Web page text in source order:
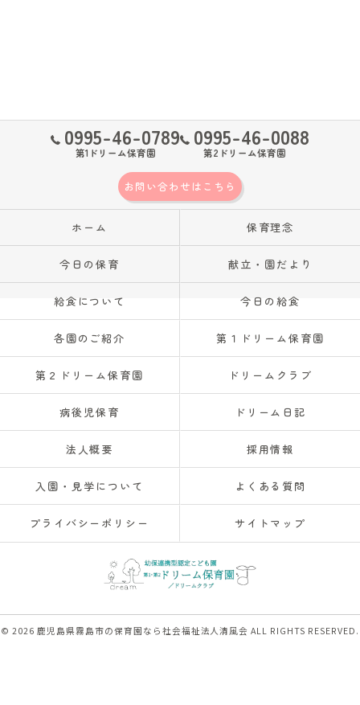
0995-46-0789
第1ドリーム保育園
0995-46-0088
第2ドリーム保育園
お問い合わせはこちら
ホーム 保育理念
今日の保育 献立・園だより
給食について 今日の給食
各園のご紹介 第１ドリーム保育園
第２ドリーム保育園 ドリームクラブ
病後児保育 ドリーム日記
法人概要 採用情報
入園・見学について よくある質問
プライバシーポリシー サイトマップ
© 2026 鹿児島県霧島市の保育園なら社会福祉法人清風会 ALL RIGHTS RESERVED.